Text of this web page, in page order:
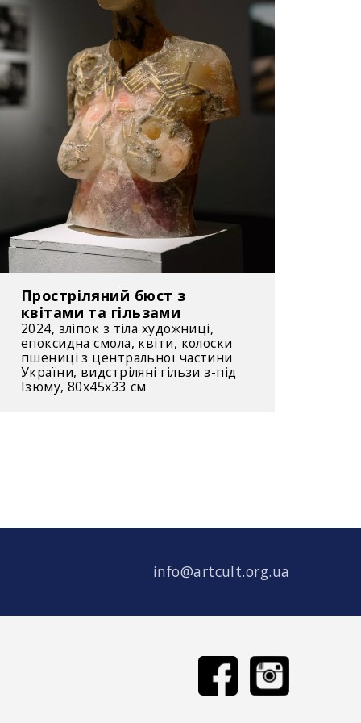
Простріляний бюст з
квітами та гільзами
2024, зліпок з тіла художниці,
епоксидна смола, квіти, колоски
пшениці з центральної частини
України, видстріляні гільзи з-під
Ізюму, 80x45x33 см
info@artcult.org.ua